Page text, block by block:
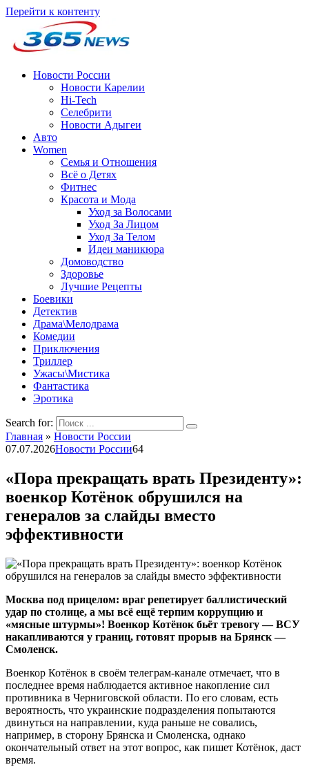
Перейти к контенту
Новости России
Новости Карелии
Hi-Tech
Селебрити
Новости Адыгеи
Авто
Women
Семья и Отношения
Всё о Детях
Фитнес
Красота и Мода
Уход за Волосами
Уход За Лицом
Уход За Телом
Идеи маникюра
Домоводство
Здоровье
Лучшие Рецепты
Боевики
Детектив
Драма\Мелодрама
Комедии
Приключения
Триллер
Ужасы\Мистика
Фантастика
Эротика
Search for:
Главная » Новости России
07.07.2026Новости России64
«Пора прекращать врать Президенту»:
военкор Котёнок обрушился на
генералов за слайды вместо
эффективности
Москва под прицелом: враг репетирует баллистический
удар по столице, а мы всё ещё терпим коррупцию и
«мясные штурмы»! Военкор Котёнок бьёт тревогу — ВСУ
накапливаются у границ, готовят прорыв на Брянск —
Смоленск.
Военкор Котёнок в своём телеграм-канале отмечает, что в
последнее время наблюдается активное накопление сил
противника в Черниговской области. По его словам, есть
вероятность, что украинские подразделения попытаются
двинуться на направлении, куда раньше не совались,
например, в сторону Брянска и Смоленска, однако
окончательный ответ на этот вопрос, как пишет Котёнок, даст
время.